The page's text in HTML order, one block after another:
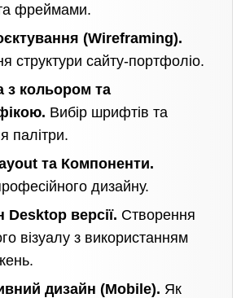
фреймами.
(Wireframing).
структури сайту-портфоліо.
з кольором та
Вибір шрифтів та
палітри.
та Компоненти.
дизайну.
Desktop версії. Створення
візуалу з використанням
дизайн (Mobile). Як